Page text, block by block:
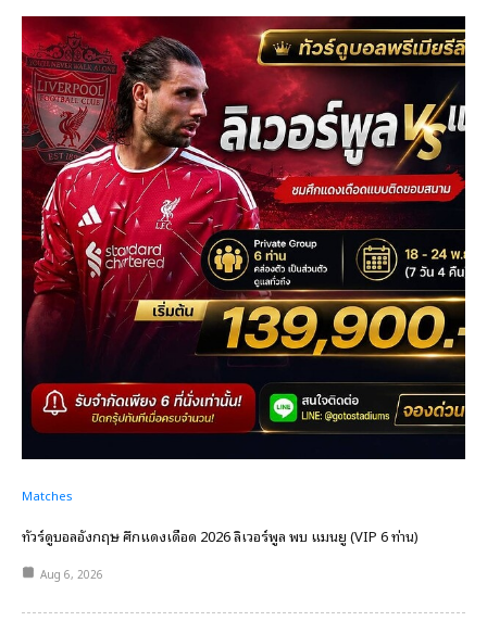
Matches
ทัวร์ดูบอลอังกฤษ ศึกแดงเดือด 2026 ลิเวอร์พูล พบ แมนยู (VIP 6 ท่าน)
Aug 6, 2026